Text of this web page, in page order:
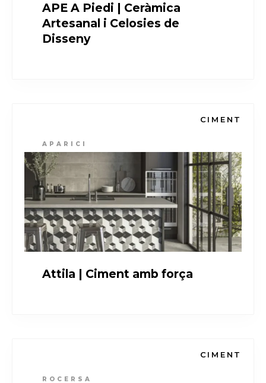
APE A Piedi | Ceràmica
Artesanal i Celosies de
Disseny
CIMENT
APARICI
Attila | Ciment amb força
CIMENT
ROCERSA